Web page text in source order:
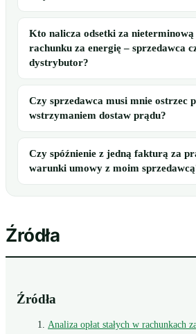
Kto nalicza odsetki za nieterminową
rachunku za energię – sprzedawca
dystrybutor?
Czy sprzedawca musi mnie ostrzec
wstrzymaniem dostaw prądu?
Czy spóźnienie z jedną fakturą za
warunki umowy z moim
Źródła
Źródła
Analiza opłat stałych w rachunkach